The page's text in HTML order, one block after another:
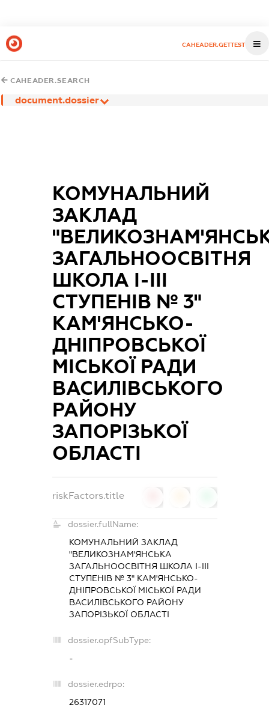
CAHEADER.GETTEST
CAHEADER.SEARCH
document.dossier
КОМУНАЛЬНИЙ
ЗАКЛАД
ЗАГАЛЬНООСВІТНЯ
ШКОЛА І-ІІІ
СТУПЕНІВ № 3"
КАМ'ЯНСЬКО-
ДНІПРОВСЬКОЇ
МІСЬКОЇ РАДИ
ВАСИЛІВСЬКОГО
РАЙОНУ
ЗАПОРІЗЬКОЇ
ОБЛАСТІ
riskFactors.title
dossier.fullName:
КОМУНАЛЬНИЙ ЗАКЛАД
"ВЕЛИКОЗНАМ'ЯНСЬКА
ЗАГАЛЬНООСВІТНЯ ШКОЛА І-ІІІ
СТУПЕНІВ № 3" КАМ'ЯНСЬКО-
ДНІПРОВСЬКОЇ МІСЬКОЇ РАДИ
ВАСИЛІВСЬКОГО РАЙОНУ
ЗАПОРІЗЬКОЇ ОБЛАСТІ
dossier.opfSubType:
-
dossier.edrpo:
26317071